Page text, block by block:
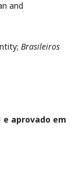
and
Brasileiros
e aprovado em